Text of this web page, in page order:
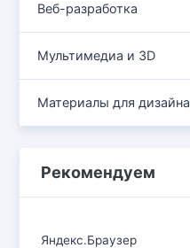
Веб-разработка
Мультимедиа и 3D
Материалы для дизайна
Рекомендуем
Яндекс.Браузер